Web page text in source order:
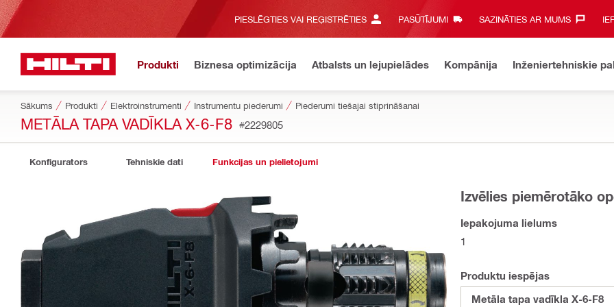
PIESLĒGTIES VAI REĢISTRĒTIES PASŪTĪJUMI SAZINĀTIES AR MUMS‎
Produkti Biznesa optimizācija Atbalsts un lejupielādes Kompānija Inženiertehniskie
Sākums Produkti Elektroinstrumenti Instrumentu piederumi Piederumi tiešajai stiprināšanai
METĀLA TAPA VADĪKLA X-6-F8 #2229805
Konfigurators Tehniskie dati Funkcijas un pielietojumi
Izvēlies piemērotāko
Iepakojuma lielums
1
Produktu iespējas
Metāla tapa vadīkla X-6-F8